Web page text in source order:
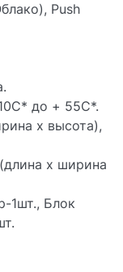
Push
до + 55С*.
х высота),
х ширина
1шт., Блок